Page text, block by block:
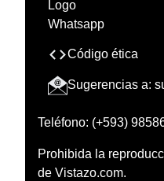
Código ética
Sugerencias a:
Teléfono: (+593)
Prohibida la
de Vistazo.com.